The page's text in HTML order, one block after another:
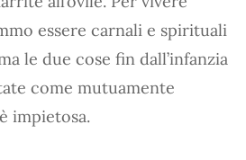
essere carnali e spirituali
le due cose fin dall’infanzia
come mutuamente
impietosa.